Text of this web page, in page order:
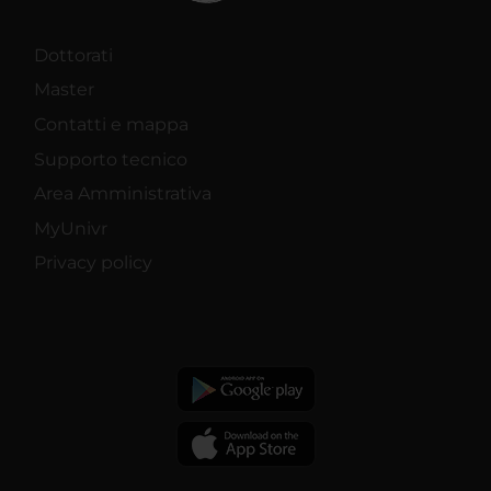
Dottorati
Master
Contatti e mappa
Supporto tecnico
Area Amministrativa
MyUnivr
Privacy policy